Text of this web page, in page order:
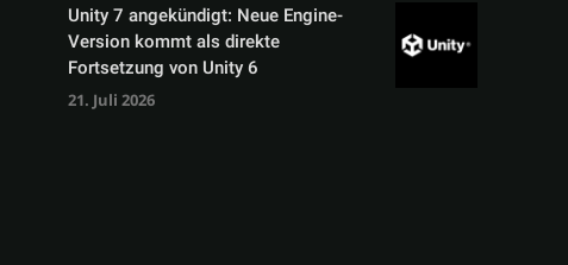
Unity 7 angekündigt: Neue Engine-
Version kommt als direkte
Fortsetzung von Unity 6
21. Juli 2026